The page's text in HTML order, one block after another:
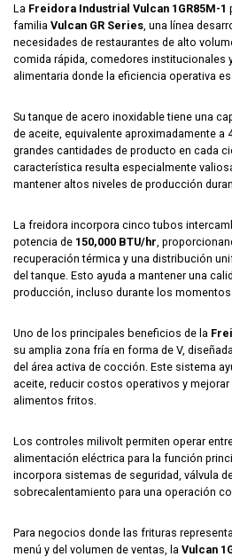
La Freidora Industrial Vulcan 1GR85M-1
familia Vulcan GR Series , una línea
necesidades de restaurantes de alto
comida rápida, comedores institucionales
alimentaria donde la eficiencia operativa es
Su tanque de acero inoxidable tiene una
de aceite, equivalente aproximadamente
grandes cantidades de producto en cada
característica resulta especialmente
mantener altos niveles de producción
La freidora incorpora cinco tubos
potencia de 150,000 BTU/hr ,
recuperación térmica y una distribución
del tanque. Esto ayuda a mantener una
producción, incluso durante los momentos
Uno de los principales beneficios de la
su amplia zona fría en forma de V,
del área activa de cocción. Este sistema
aceite, reducir costos operativos y
alimentos fritos.
Los controles milivolt permiten operar
alimentación eléctrica para la función
incorpora sistemas de seguridad, válvula
sobrecalentamiento para una operación
Para negocios donde las frituras
menú y del volumen de ventas, la Vulcan